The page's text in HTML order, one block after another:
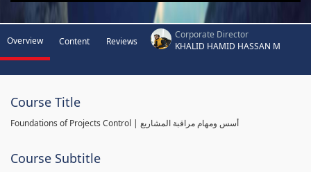
Overview Content Reviews
Corporate Director
KHALID HAMID HASSAN M
Course Title
Foundations of Projects Control | أسس ومهام مراقبة المشاريع
Course Subtitle